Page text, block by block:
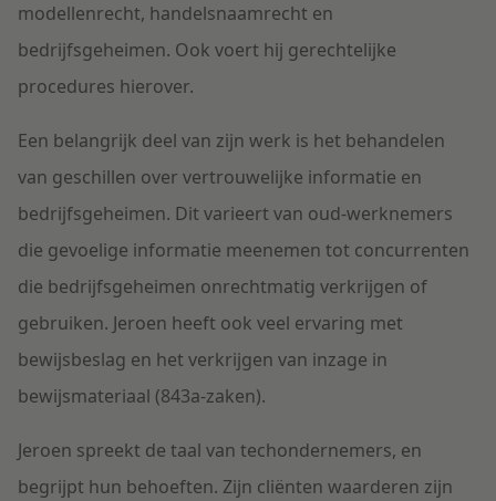
modellenrecht, handelsnaamrecht en
bedrijfsgeheimen. Ook voert hij gerechtelijke
procedures hierover.
Een belangrijk deel van zijn werk is het behandelen
van geschillen over vertrouwelijke informatie en
bedrijfsgeheimen. Dit varieert van oud-werknemers
die gevoelige informatie meenemen tot concurrenten
die bedrijfsgeheimen onrechtmatig verkrijgen of
gebruiken. Jeroen heeft ook veel ervaring met
bewijsbeslag en het verkrijgen van inzage in
bewijsmateriaal (843a-zaken).
Jeroen spreekt de taal van techondernemers, en
begrijpt hun behoeften. Zijn cliënten waarderen zijn